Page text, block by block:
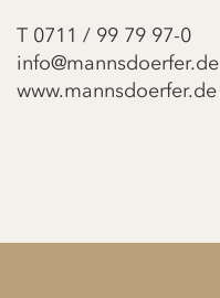
T 0711 / 99 79 97-0
info@mannsdoerfer.de
www.mannsdoerfer.de